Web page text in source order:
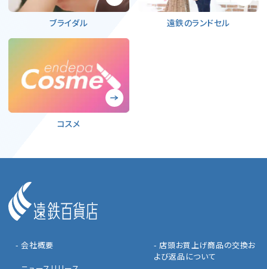
ブライダル 遠鉄のランドセル
コスメ
- 会社概要
- 店頭お買上げ商品の交換お
よび返品について